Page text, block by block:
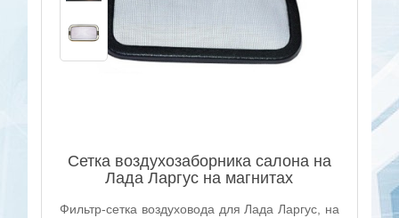
Сетка воздухозаборника салона на
Лада Ларгус на магнитах
Фильтр-сетка воздуховода для Лада Ларгус, на